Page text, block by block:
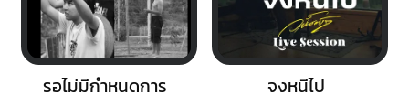
รอไม่มีกำหนดการ จงหนีไป